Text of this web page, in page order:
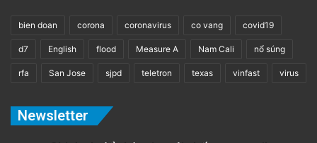
bien doan corona coronavirus co vang covid19
d7 English flood Measure A Nam Cali nổ súng
rfa San Jose sjpd teletron texas vinfast virus
Newsletter